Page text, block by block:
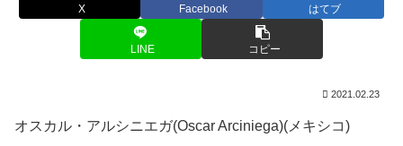
X Facebook はてブ
LINE コピー
2021.02.23
オスカル・アルシニエガ(Oscar Arciniega)(メキシコ)